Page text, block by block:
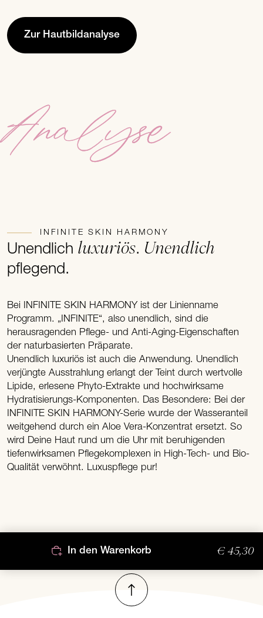
Zur Hautbildanalyse
Analyse
INFINITE SKIN HARMONY
Unendlich luxuriös. Unendlich
pflegend.
Bei INFINITE SKIN HARMONY ist der Linienname
Programm. „INFINITE“, also unendlich, sind die
herausragenden Pflege- und Anti-Aging-Eigenschaften
der naturbasierten Präparate.
Unendlich luxuriös ist auch die Anwendung. Unendlich
verjüngte Ausstrahlung erlangt der Teint durch wertvolle
Lipide, erlesene Phyto-Extrakte und hochwirksame
Hydratisierungs-Komponenten. Das Besondere: Bei der
INFINITE SKIN HARMONY-Serie wurde der Wasseranteil
weitgehend durch ein Aloe Vera-Konzentrat ersetzt. So
wird Deine Haut rund um die Uhr mit beruhigenden
tiefenwirksamen Pflegekomplexen in High-Tech- und Bio-
Qualität verwöhnt. Luxuspflege pur!
In den Warenkorb € 45,30
Nach oben